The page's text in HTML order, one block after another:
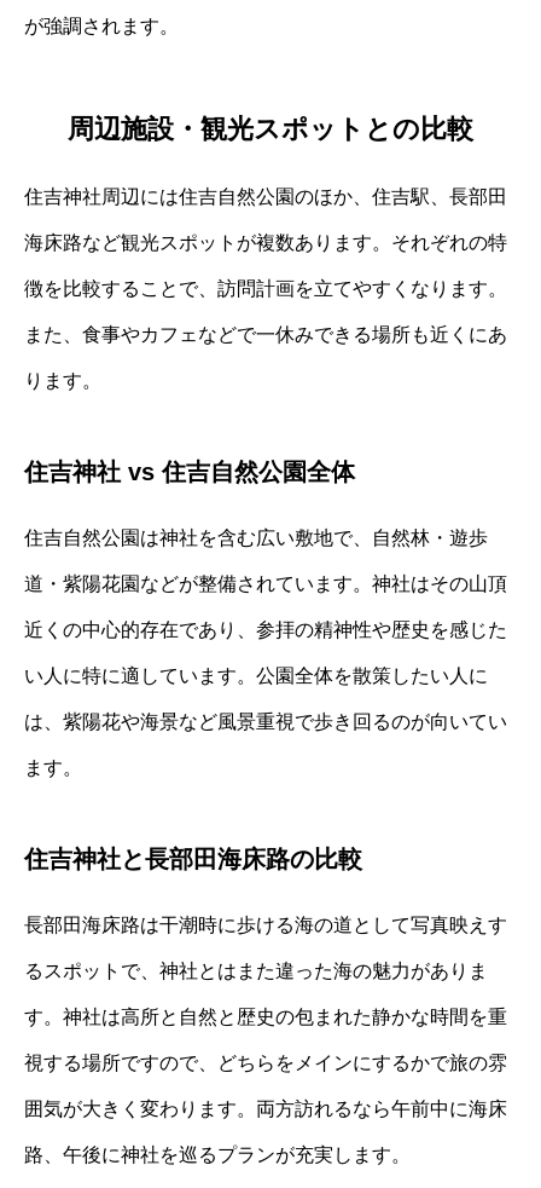
が強調されます。
周辺施設・観光スポットとの比較
住吉神社周辺には住吉自然公園のほか、住吉駅、長部田
海床路など観光スポットが複数あります。それぞれの特
徴を比較することで、訪問計画を立てやすくなります。
また、食事やカフェなどで一休みできる場所も近くにあ
ります。
住吉神社 vs 住吉自然公園全体
住吉自然公園は神社を含む広い敷地で、自然林・遊歩
道・紫陽花園などが整備されています。神社はその山頂
近くの中心的存在であり、参拝の精神性や歴史を感じた
い人に特に適しています。公園全体を散策したい人に
は、紫陽花や海景など風景重視で歩き回るのが向いてい
ます。
住吉神社と長部田海床路の比較
長部田海床路は干潮時に歩ける海の道として写真映えす
るスポットで、神社とはまた違った海の魅力がありま
す。神社は高所と自然と歴史の包まれた静かな時間を重
視する場所ですので、どちらをメインにするかで旅の雰
囲気が大きく変わります。両方訪れるなら午前中に海床
路、午後に神社を巡るプランが充実します。